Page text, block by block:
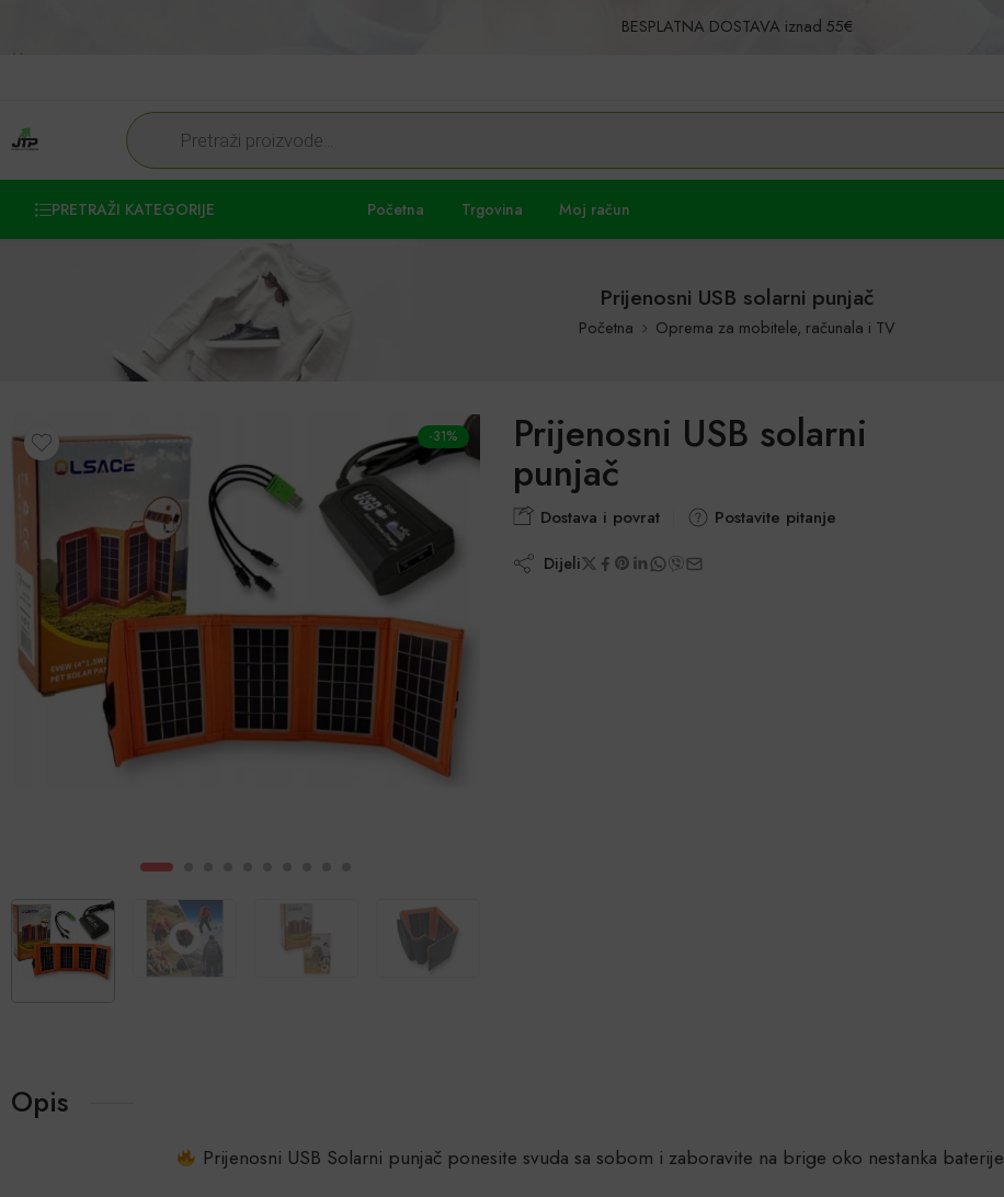
BESPLATNA DOSTAVA iznad 55€
PRETRAŽI KATEGORIJE Početna Trgovina Moj račun
Prijenosni USB solarni punjač
Početna Oprema za mobitele, računala i TV
-31% Prijenosni USB solarni
punjač
Dostava i povrat Postavite pitanje
Dijeli
Opis
Prijenosni USB Solarni punjač ponesite svuda sa sobom i zaboravite na brige oko nestanka baterije